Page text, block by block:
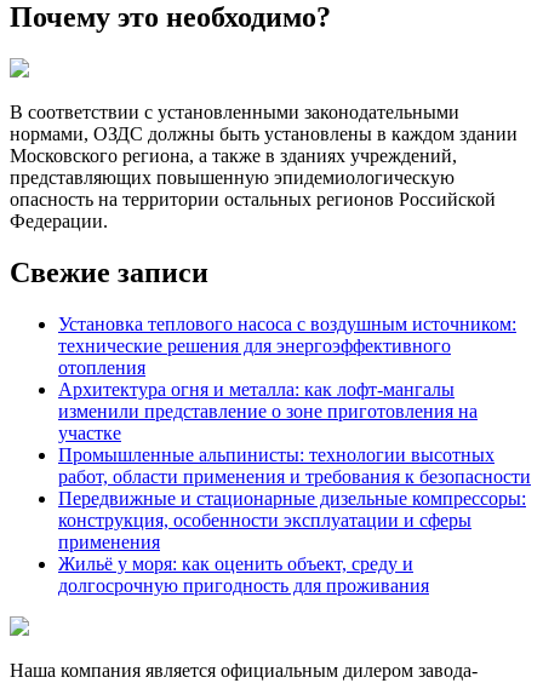
Почему это необходимо?
В соответствии с установленными законодательными
нормами, ОЗДС должны быть установлены в каждом здании
Московского региона, а также в зданиях учреждений,
представляющих повышенную эпидемиологическую
опасность на территории остальных регионов Российской
Федерации.
Свежие записи
Установка теплового насоса с воздушным источником:
технические решения для энергоэффективного
отопления
Архитектура огня и металла: как лофт-мангалы
изменили представление о зоне приготовления на
участке
Промышленные альпинисты: технологии высотных
работ, области применения и требования к безопасности
Передвижные и стационарные дизельные компрессоры:
конструкция, особенности эксплуатации и сферы
применения
Жильё у моря: как оценить объект, среду и
долгосрочную пригодность для проживания
Наша компания является официальным дилером завода-